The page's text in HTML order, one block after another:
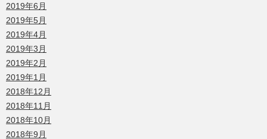
2019年6月
2019年5月
2019年4月
2019年3月
2019年2月
2019年1月
2018年12月
2018年11月
2018年10月
2018年9月